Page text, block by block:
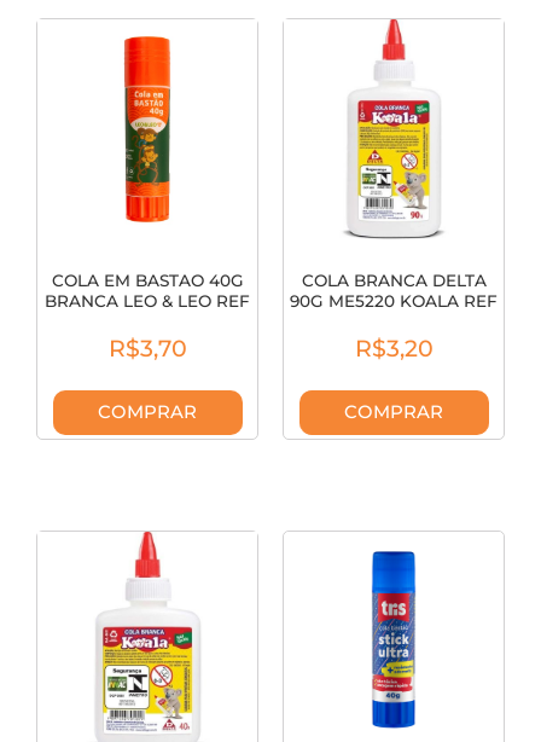
COLA EM BASTAO 40G
BRANCA LEO & LEO REF
R$3,70
COMPRAR
COLA BRANCA DELTA
90G ME5220 KOALA REF
R$3,20
COMPRAR